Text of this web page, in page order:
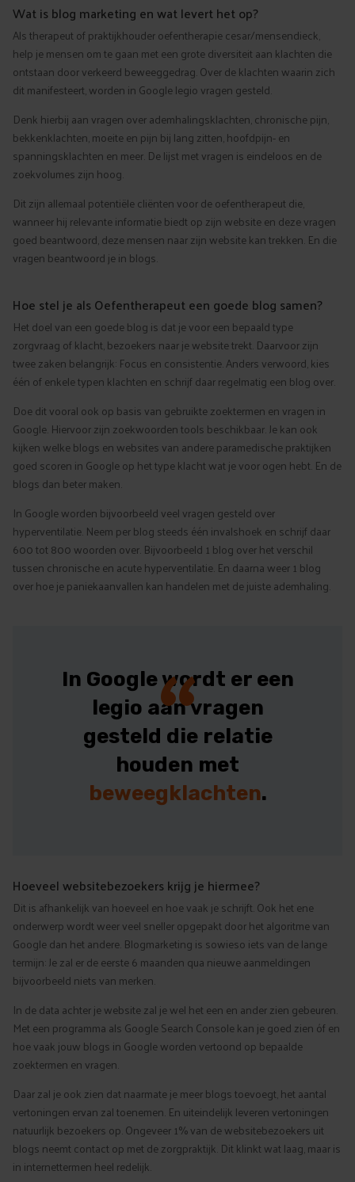
Wat is blog marketing en wat levert het op?
Als therapeut of praktijkhouder oefentherapie cesar/mensendieck,
help je mensen om te gaan met een grote diversiteit aan klachten die
ontstaan door verkeerd beweeggedrag. Over de klachten waarin zich
dit manifesteert, worden in Google legio vragen gesteld.
Denk hierbij aan vragen over ademhalingsklachten, chronische pijn,
bekkenklachten, moeite en pijn bij lang zitten, hoofdpijn- en
spanningsklachten en meer. De lijst met vragen is eindeloos en de
zoekvolumes zijn hoog.
Dit zijn allemaal potentiële cliënten voor de oefentherapeut die,
wanneer hij relevante informatie biedt op zijn website en deze vragen
goed beantwoord, deze mensen naar zijn website kan trekken. En die
vragen beantwoord je in blogs.
Hoe stel je als Oefentherapeut een goede blog samen?
Het doel van een goede blog is dat je voor een bepaald type
zorgvraag of klacht, bezoekers naar je website trekt. Daarvoor zijn
twee zaken belangrijk: Focus en consistentie. Anders verwoord, kies
één of enkele typen klachten en schrijf daar regelmatig een blog over.
Doe dit vooral ook op basis van gebruikte zoektermen en vragen in
Google. Hiervoor zijn zoekwoorden tools beschikbaar. Je kan ook
kijken welke blogs en websites van andere paramedische praktijken
goed scoren in Google op het type klacht wat je voor ogen hebt. En de
blogs dan beter maken.
In Google worden bijvoorbeeld veel vragen gesteld over
hyperventilatie. Neem per blog steeds één invalshoek en schrijf daar
600 tot 800 woorden over. Bijvoorbeeld 1 blog over het verschil
tussen chronische en acute hyperventilatie. En daarna weer 1 blog
over hoe je paniekaanvallen kan handelen met de juiste ademhaling.
“
In Google wordt er een
legio aan vragen
gesteld die relatie
houden met
beweegklachten.
Hoeveel websitebezoekers krijg je hiermee?
Dit is afhankelijk van hoeveel en hoe vaak je schrijft. Ook het ene
onderwerp wordt weer veel sneller opgepakt door het algoritme van
Google dan het andere. Blogmarketing is sowieso iets van de lange
termijn: Je zal er de eerste 6 maanden qua nieuwe aanmeldingen
bijvoorbeeld niets van merken.
In de data achter je website zal je wel het een en ander zien gebeuren.
Met een programma als Google Search Console kan je goed zien óf en
hoe vaak jouw blogs in Google worden vertoond op bepaalde
zoektermen en vragen.
Daar zal je ook zien dat naarmate je meer blogs toevoegt, het aantal
vertoningen ervan zal toenemen. En uiteindelijk leveren vertoningen
natuurlijk bezoekers op. Ongeveer 1% van de websitebezoekers uit
blogs neemt contact op met de zorgpraktijk. Dit klinkt wat laag, maar is
in internettermen heel redelijk.